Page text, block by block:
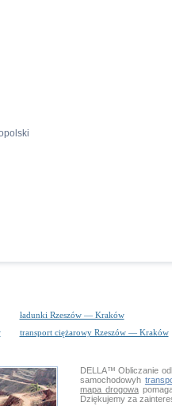
ładunki Rzeszów — Kraków
transport ciężarowy Rzeszów — Kraków
DELLA™Obliczanie
samochodowyh
mapa drogowa
Dziękujemy za